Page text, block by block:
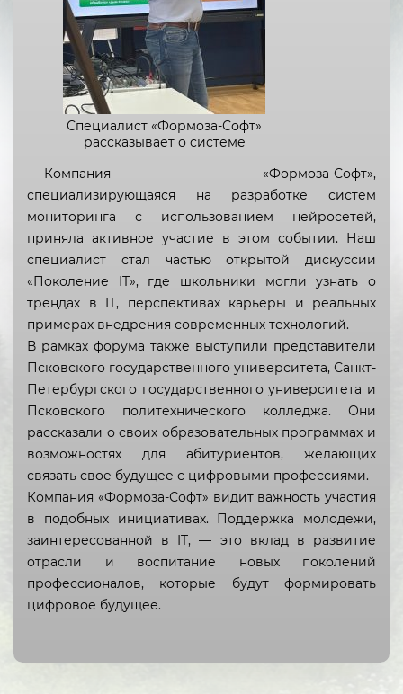
Специалист «Формоза-Софт»
рассказывает о системе
Компания «Формоза-Софт»,
специализирующаяся на разработке систем
мониторинга с использованием нейросетей,
приняла активное участие в этом событии. Наш
специалист стал частью открытой дискуссии
«Поколение IT», где школьники могли узнать о
трендах в IT, перспективах карьеры и реальных
примерах внедрения современных технологий.
В рамках форума также выступили представители
Псковского государственного университета, Санкт-
Петербургского государственного университета и
Псковского политехнического колледжа. Они
рассказали о своих образовательных программах и
возможностях для абитуриентов, желающих
связать свое будущее с цифровыми профессиями.
Компания «Формоза-Софт» видит важность участия
в подобных инициативах. Поддержка молодежи,
заинтересованной в IT, — это вклад в развитие
отрасли и воспитание новых поколений
профессионалов, которые будут формировать
цифровое будущее.
Республика Бурятия
Республика Дагестан
Республика Ингушетия
Кабардино-Балкарская
Республика
Республика Калмыкия
Карачаево-Черкесская
Республика
Республика Карелия
Республика Коми
Республика Крым
Республика Марий Эл
Республика Мордовия
Республика Саха (Якутия)
Республика Северная Осетия
— Алания
Республика Татарстан
Республика Тыва
Удмуртская Республика
Чеченская Республика